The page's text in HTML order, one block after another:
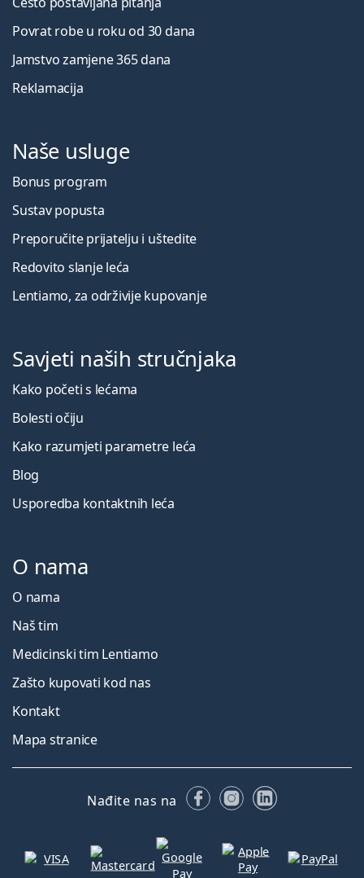
Povrat robe u roku od 30 dana
Jamstvo zamjene 365 dana
Reklamacija
Naše usluge
Bonus program
Sustav popusta
Preporučite prijatelju i uštedite
Redovito slanje leća
Lentiamo, za održivije kupovanje
Savjeti naših stručnjaka
Kako početi s lećama
Bolesti očiju
Kako razumjeti parametre leća
Blog
Usporedba kontaktnih leća
O nama
O nama
Naš tim
Medicinski tim Lentiamo
Zašto kupovati kod nas
Kontakt
Mapa stranice
Nađite nas na FacebookuInstagramu
LinkedIn